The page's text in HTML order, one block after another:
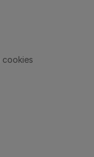
cookies